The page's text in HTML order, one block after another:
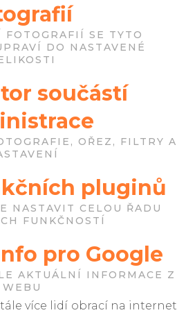
FOTOGRAFIÍ SE TYTO
DO NASTAVENÉ
součástí
OŘEZ, FILTRY A
pluginů
NASTAVIT CELOU ŘADU
FUNKČNOSTÍ
pro Google
AKTUÁLNÍ INFORMACE Z
WEBU
více lidí obrací na internet